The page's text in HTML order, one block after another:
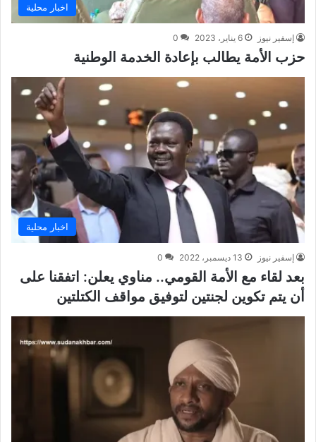
اخبار محلية
إسفير نيوز 6 يناير، 2023 0
حزب الأمة يطالب بإعادة الخدمة الوطنية
اخبار محلية
إسفير نيوز 13 ديسمبر، 2022 0
بعد لقاء مع الأمة القومي.. مناوي يعلن: اتفقنا على
أن يتم تكوين لجنتين لتوفيق مواقف الكتلتين